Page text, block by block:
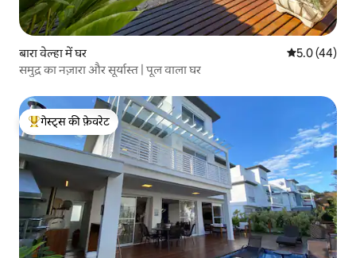
बारा वेल्हा में घर औसत रेटिंग 5
5.0 (44)
समुद्र का नज़ारा और सूर्यास्त | पूल वाला घर
गेस्ट्स का टॉप फ़ेवरेट
गेस्ट्स की फ़ेवरेट